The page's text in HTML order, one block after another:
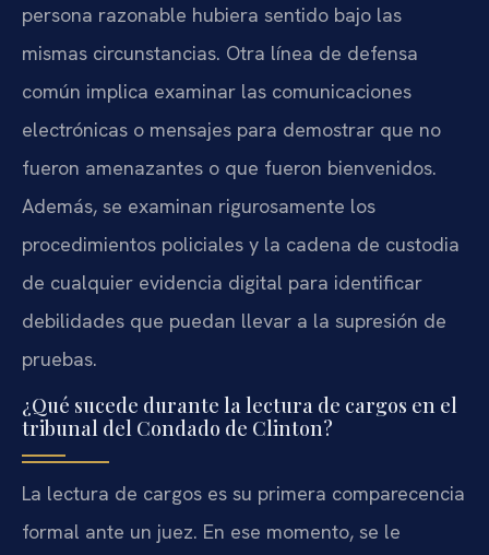
persona razonable hubiera sentido bajo las
mismas circunstancias. Otra línea de defensa
común implica examinar las comunicaciones
electrónicas o mensajes para demostrar que no
fueron amenazantes o que fueron bienvenidos.
Además, se examinan rigurosamente los
procedimientos policiales y la cadena de custodia
de cualquier evidencia digital para identificar
debilidades que puedan llevar a la supresión de
pruebas.
¿Qué sucede durante la lectura de cargos en el
tribunal del Condado de Clinton?
La lectura de cargos es su primera comparecencia
formal ante un juez. En ese momento, se le